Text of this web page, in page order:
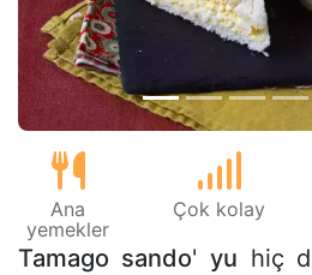
Ana
yemekler
Çok kolay
Tamago sando' yu hiç